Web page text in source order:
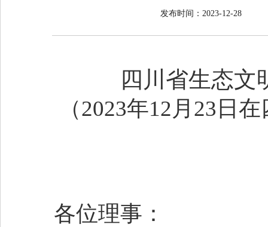
发布时间：2023-12-28
四川省生态
（2023年12月23日
各位理事：